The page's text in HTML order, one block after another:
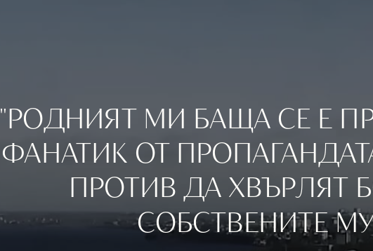
"РОДНИЯТ МИ БАЩА СЕ Е
ФАНАТИК ОТ
ПРОТИВ ДА ХВЪРЛЯТ
СОБСТВЕНИТЕ